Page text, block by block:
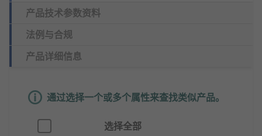
产品技术参数资料
法例与合规
产品详细信息
通过选择一个或多个属性来查找类似产品。
选择全部